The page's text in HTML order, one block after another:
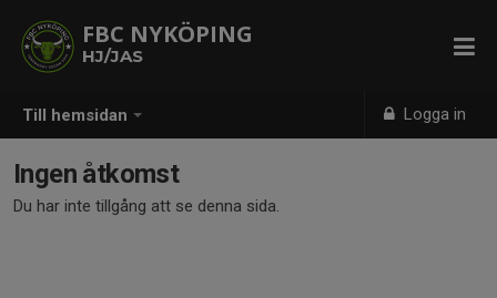
Till hemsidan Logga in
FBC NYKÖPING
HJ/JAS
Ingen åtkomst
Du har inte tillgång att se denna sida.